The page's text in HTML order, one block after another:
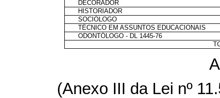
DECORADOR
HISTORIADOR
SOCIÓLOGO
TÉCNICO EM ASSUNTOS EDUCACIONAIS
ODONTÓLOGO - DL 1445-76
(Anexo III da Lei nº